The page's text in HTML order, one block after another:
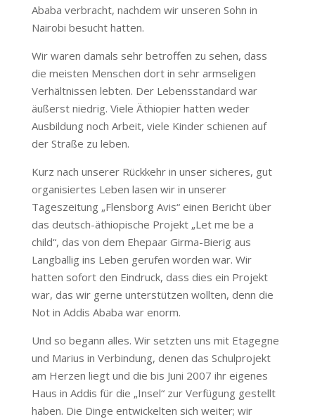
Ababa verbracht, nachdem wir unseren Sohn in
Nairobi besucht hatten.
Wir waren damals sehr betroffen zu sehen, dass
die meisten Menschen dort in sehr armseligen
Verhältnissen lebten. Der Lebensstandard war
äußerst niedrig. Viele Äthiopier hatten weder
Ausbildung noch Arbeit, viele Kinder schienen auf
der Straße zu leben.
Kurz nach unserer Rückkehr in unser sicheres, gut
organisiertes Leben lasen wir in unserer
Tageszeitung „Flensborg Avis“ einen Bericht über
das deutsch-äthiopische Projekt „Let me be a
child“, das von dem Ehepaar Girma-Bierig aus
Langballig ins Leben gerufen worden war. Wir
hatten sofort den Eindruck, dass dies ein Projekt
war, das wir gerne unterstützen wollten, denn die
Not in Addis Ababa war enorm.
Und so begann alles. Wir setzten uns mit Etagegne
und Marius in Verbindung, denen das Schulprojekt
am Herzen liegt und die bis Juni 2007 ihr eigenes
Haus in Addis für die „Insel“ zur Verfügung gestellt
haben. Die Dinge entwickelten sich weiter; wir